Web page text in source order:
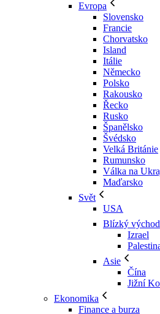
Evropa
Slovensko
Francie
Chorvatsko
Island
Itálie
Německo
Polsko
Rakousko
Řecko
Rusko
Španělsko
Švédsko
Velká Británie
Rumunsko
Válka na
Maďarsko
Svět
USA
Blízký východ
Izrael
Asie
Čína
Jižní
Ekonomika
Finance a burza